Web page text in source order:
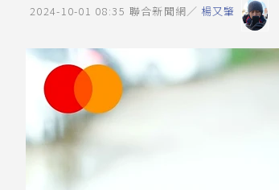
2024-10-01 08:35 聯合新聞網／ 楊又肇